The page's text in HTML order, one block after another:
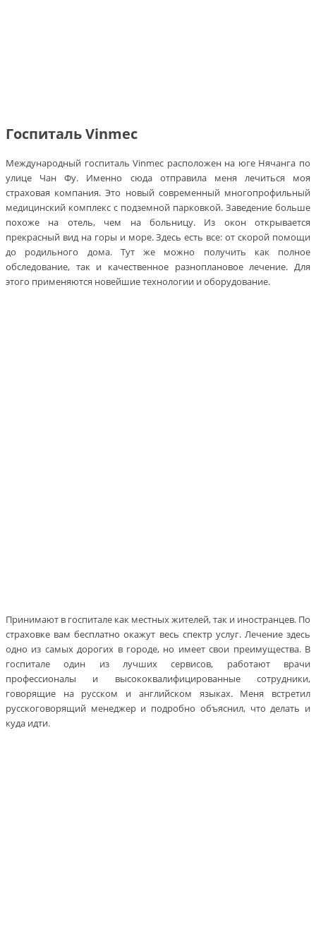
Госпиталь Vinmec
Международный госпиталь Vinmec расположен на юге Нячанга по
улице Чан Фу. Именно сюда отправила меня лечиться моя
страховая компания. Это новый современный многопрофильный
медицинский комплекс с подземной парковкой. Заведение больше
похоже на отель, чем на больницу. Из окон открывается
прекрасный вид на горы и море. Здесь есть все: от скорой помощи
до родильного дома. Тут же можно получить как полное
обследование, так и качественное разноплановое лечение. Для
этого применяются новейшие технологии и оборудование.
Принимают в госпитале как местных жителей, так и иностранцев. По
страховке вам бесплатно окажут весь спектр услуг. Лечение здесь
одно из самых дорогих в городе, но имеет свои преимущества. В
госпитале один из лучших сервисов, работают врачи
профессионалы и высококвалифицированные сотрудники,
говорящие на русском и английском языках. Меня встретил
русскоговорящий менеджер и подробно объяснил, что делать и
куда идти.